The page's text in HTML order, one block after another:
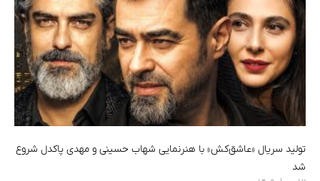
تولید سریال «عاشق‌کش» با هنرنمایی شهاب حسینی و مهدی پاکدل شروع
شد